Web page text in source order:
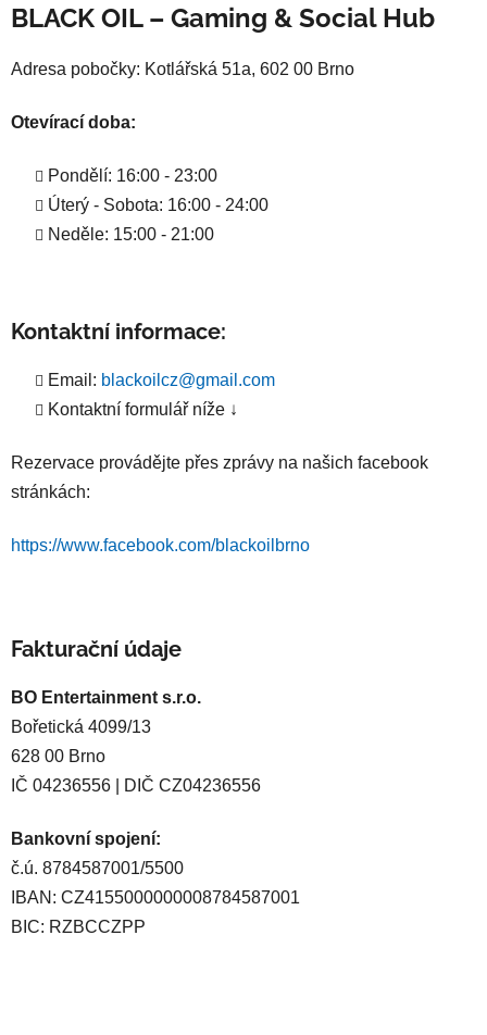
BLACK OIL – Gaming & Social Hub
Adresa pobočky: Kotlářská 51a, 602 00 Brno
Otevírací doba:
Pondělí: 16:00 - 23:00
Úterý - Sobota: 16:00 - 24:00
Neděle: 15:00 - 21:00
Kontaktní informace:
Email: blackoilcz@gmail.com
Kontaktní formulář níže ↓
Rezervace provádějte přes zprávy na našich facebook
stránkách:
https://www.facebook.com/blackoilbrno
Fakturační údaje
BO Entertainment s.r.o.
Bořetická 4099/13
628 00 Brno
IČ 04236556 | DIČ CZ04236556
Bankovní spojení:
č.ú. 8784587001/5500
IBAN: CZ4155000000008784587001
BIC: RZBCCZPP